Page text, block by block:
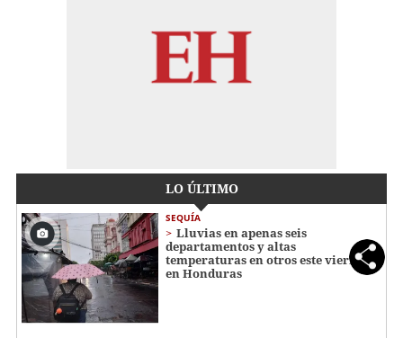
LO ÚLTIMO
SEQUÍA
Lluvias en apenas seis
departamentos y altas
temperaturas en otros este viernes
en Honduras